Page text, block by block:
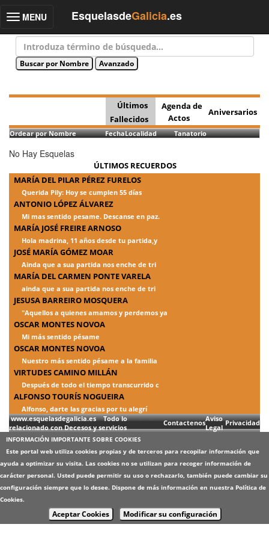
Toggle
MENU EsquelasdeGalicia.es
Últimos
Fallecidos
Agenda de
Actos
Aniversarios
Ordear por Nombre FechaLocalidad Tanatorio
No Hay Esquelas
ÚLTIMOS RECUERDOS
MARÍA DEL PILAR PÉREZ FURELOS
Querida Pily: Hoy se cumplen 55 días
ANTONIO LÓPEZ ÁLVAREZ
Mi mas sentido pesame. Descanse en paz.
MARÍA JOSÉ FREIRE ARNOSO
Hola madrina, 11 años desde tu partida,y
JOSÉ MARÍA GÓMEZ MOAR
Ainda que a sua partida nos enche de tri
MARÍA DEL CARMEN PONTE VARELA
ainda que a sua partida nos enche de tri
JESUSA BARREIRO MOSQUERA
"Aquellos a quienes amamos y perdemos ya
OSCAR MONTES NOVOA
Mi más sentido pésame
OSCAR MONTES NOVOA
Nuestro más sentido pésame a la familia
VIRTUDES CAMINO MILLÁN
Después de todo el tiempo transcurrido c
ALFONSO TOURÍS NOGUEIRA
Alfonso, darte las gracias por tu alegrí
www.esquelasdegalicia.es Todo lo
relacionado con Decesos y servicios
ContactenosAviso
Legal
Privacidad
INFORMACIÓN IMPORTANTE SOBRE COOKIES
Este portal web utiliza cookies propias y de terceros para recopilar información que
ayuda a optimizar su visita. Las cookies no se utilizan para recoger información de
carácter personal. Usted puede permitir su uso o rechazarlo, también puede cambiar su
configuración siempre que lo desee. Dispone de más información en nuestra Política de
Cookies.